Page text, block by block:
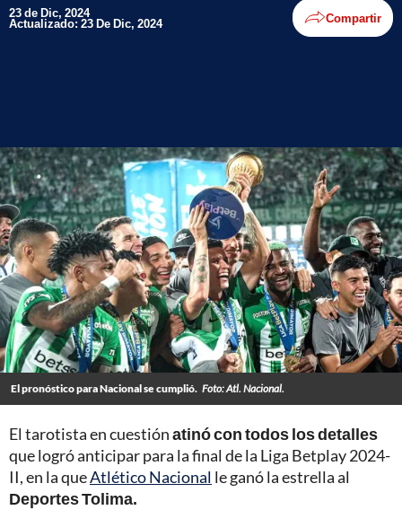
23 de Dic, 2024
Actualizado: 23 De Dic, 2024 Compartir
El pronóstico para Nacional se cumplió. Foto: Atl. Nacional.
El tarotista en cuestiónatinó con todos los detalles
que logró anticipar para la final de la Liga Betplay 2024-
II, en la queAtlético Nacional le ganó la estrella al
Deportes Tolima.